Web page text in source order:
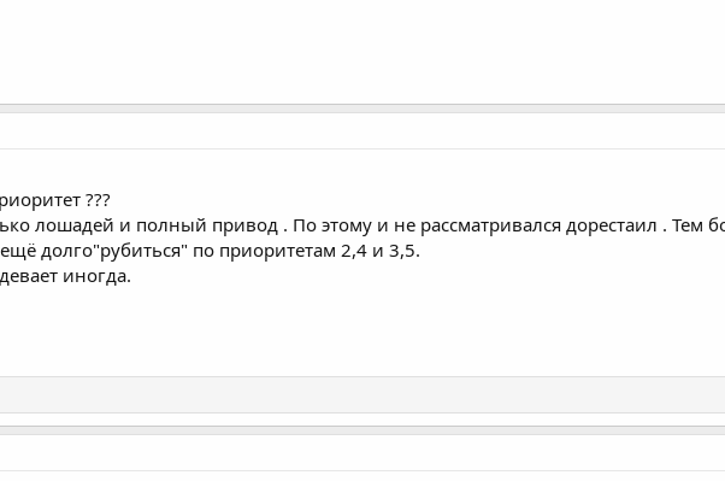
???
лошадей и полный привод . По этому и не рассматривался дорестаил .
долго"рубиться" по приоритетам 2,4 и 3,5.
иногда.